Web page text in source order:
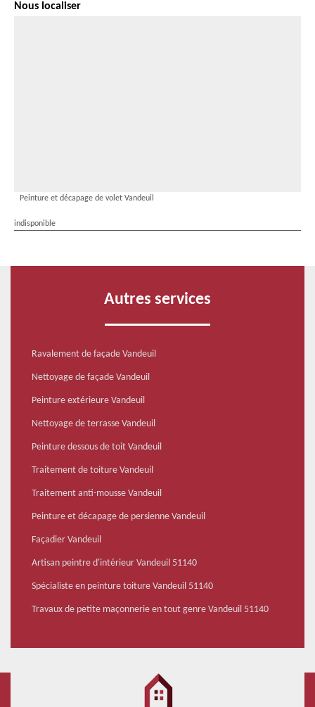
Nous localiser
Peinture et décapage de volet Vandeuil
indisponible
Autres services
Ravalement de façade Vandeuil
Nettoyage de façade Vandeuil
Peinture extérieure Vandeuil
Nettoyage de terrasse Vandeuil
Peinture dessous de toit Vandeuil
Traitement de toiture Vandeuil
Traitement anti-mousse Vandeuil
Peinture et décapage de persienne Vandeuil
Façadier Vandeuil
Artisan peintre d'intérieur Vandeuil 51140
Spécialiste en peinture toiture Vandeuil 51140
Travaux de petite maçonnerie en tout genre Vandeuil 51140